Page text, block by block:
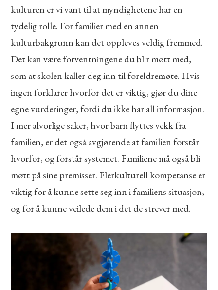
kulturen er vi vant til at myndighetene har en
tydelig rolle. For familier med en annen
kulturbakgrunn kan det oppleves veldig fremmed.
Det kan være forventningene du blir møtt med,
som at skolen kaller deg inn til foreldremøte. Hvis
ingen forklarer hvorfor det er viktig, gjør du dine
egne vurderinger, fordi du ikke har all informasjon.
I mer alvorlige saker, hvor barn flyttes vekk fra
familien, er det også avgjørende at familien forstår
hvorfor, og forstår systemet. Familiene må også bli
møtt på sine premisser. Flerkulturell kompetanse er
viktig for å kunne sette seg inn i familiens situasjon,
og for å kunne veilede dem i det de strever med.